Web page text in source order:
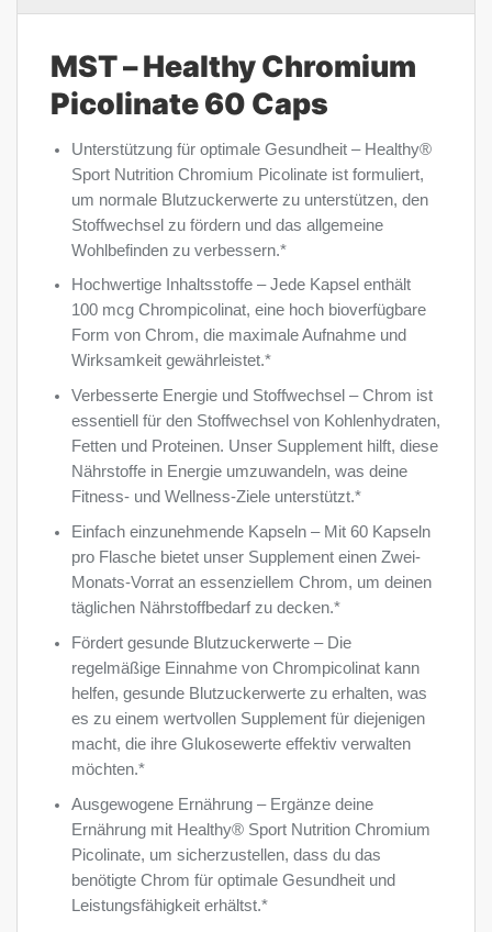
MST – Healthy Chromium
Picolinate 60 Caps
Unterstützung für optimale Gesundheit – Healthy®
Sport Nutrition Chromium Picolinate ist formuliert,
um normale Blutzuckerwerte zu unterstützen, den
Stoffwechsel zu fördern und das allgemeine
Wohlbefinden zu verbessern.*
Hochwertige Inhaltsstoffe – Jede Kapsel enthält
100 mcg Chrompicolinat, eine hoch bioverfügbare
Form von Chrom, die maximale Aufnahme und
Wirksamkeit gewährleistet.*
Verbesserte Energie und Stoffwechsel – Chrom ist
essentiell für den Stoffwechsel von Kohlenhydraten,
Fetten und Proteinen. Unser Supplement hilft, diese
Nährstoffe in Energie umzuwandeln, was deine
Fitness- und Wellness-Ziele unterstützt.*
Einfach einzunehmende Kapseln – Mit 60 Kapseln
pro Flasche bietet unser Supplement einen Zwei-
Monats-Vorrat an essenziellem Chrom, um deinen
täglichen Nährstoffbedarf zu decken.*
Fördert gesunde Blutzuckerwerte – Die
regelmäßige Einnahme von Chrompicolinat kann
helfen, gesunde Blutzuckerwerte zu erhalten, was
es zu einem wertvollen Supplement für diejenigen
macht, die ihre Glukosewerte effektiv verwalten
möchten.*
Ausgewogene Ernährung – Ergänze deine
Ernährung mit Healthy® Sport Nutrition Chromium
Picolinate, um sicherzustellen, dass du das
benötigte Chrom für optimale Gesundheit und
Leistungsfähigkeit erhältst.*